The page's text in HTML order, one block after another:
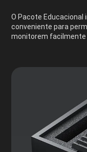
O Pacote
conveniente para
monitorem facilmente